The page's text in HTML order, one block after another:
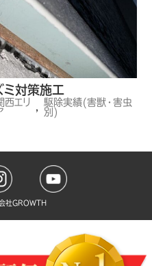
対策施工
西エリ
,
駆除実績(害獣・害虫
別)
GROWTH